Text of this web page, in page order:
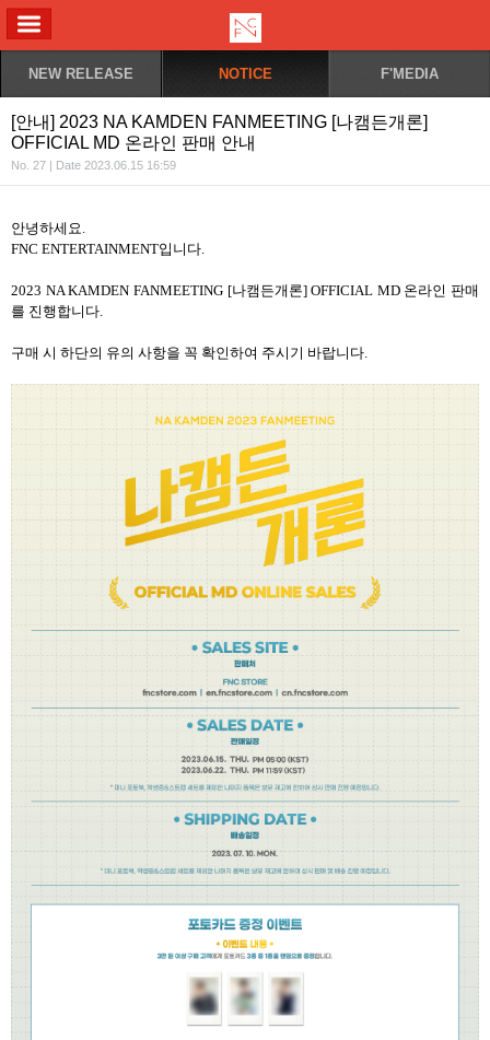
NEW RELEASE NOTICE F'MEDIA
[안내] 2023 NA KAMDEN FANMEETING [나캠든개론]
OFFICIAL MD 온라인 판매 안내
No. 27 | Date 2023.06.15 16:59
안녕하세요.
FNC ENTERTAINMENT입니다.
2023 NA KAMDEN FANMEETING [나캠든개론] OFFICIAL MD 온라인 판매
를 진행합니다.
구매 시 하단의 유의 사항을 꼭 확인하여 주시기 바랍니다.